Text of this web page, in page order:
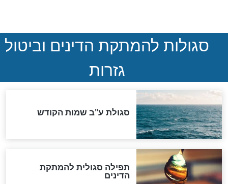
שורדת השואה שחוגגת 100:
"מודה לקב"ה על כל השנים"
לכל המאמרים
אחרית הימים
האם אפשר לחשב את הקץ?